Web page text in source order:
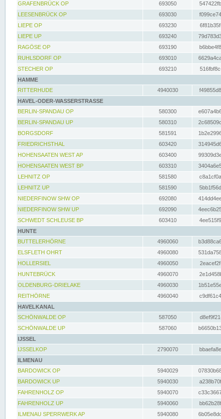
GRAFENBRÜCK OP
693050
LEESENBRÜCK OP
693030
LIEPE OP
693230
LIEPE UP
693240
RAGÖSE OP
693190
RUHLSDORF OP
693010
STECHER OP
693210
HAMME
RITTERHUDE
4940030
HAVEL-ODER-WASSERSTRASSE
BERLIN-SPANDAU OP
580300
BERLIN-SPANDAU UP
580310
BORGSDORF
581591
FRIEDRICHSTHAL
603420
HOHENSAATEN WEST AP
603400
HOHENSAATEN WEST BP
603310
LEHNITZ OP
581580
LEHNITZ UP
581590
NIEDERFINOW SHW OP
692080
NIEDERFINOW SHW UP
692090
SCHWEDT SCHLEUSE BP
603410
HUNTE
BUTTELERHÖRNE
4960060
ELSFLETH OHRT
4960080
HOLLERSIEL
4960050
HUNTEBRÜCK
4960070
OLDENBURG-DRIELAKE
4960030
REITHÖRNE
4960040
HAVELKANAL
SCHÖNWALDE OP
587050
SCHÖNWALDE UP
587060
IJSSEL
IJSSELKOP
2790070
ILMENAU
BARDOWICK OP
5940029
BARDOWICK UP
5940030
FAHRENHOLZ OP
5940070
FAHRENHOLZ UP
5940060
ILMENAU SPERRWERK AP
5940080